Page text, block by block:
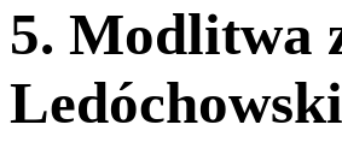
5. Modlitwa